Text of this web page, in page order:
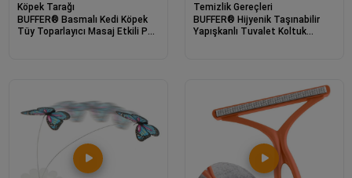
Köpek Tarağı
BUFFER® Basmalı Kedi Köpek
Tüy Toparlayıcı Masaj Etkili Pet
Temizlik Gereçleri
BUFFER® Hijyenik Taşınabilir
Yapışkanlı Tuvalet Koltuk